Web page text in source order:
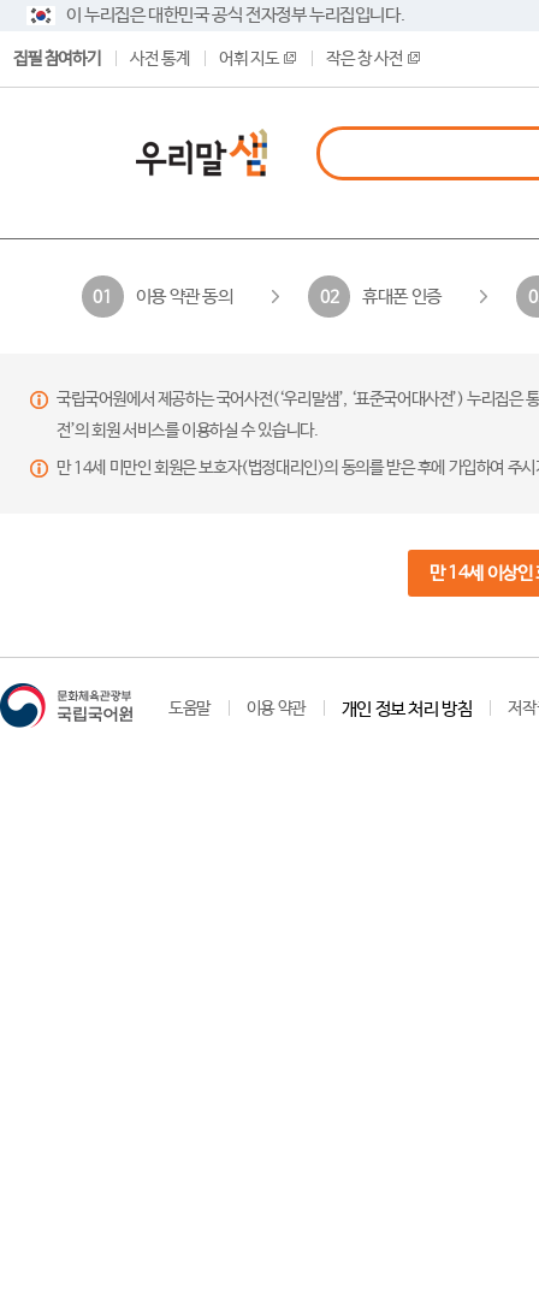
이 누리집은 대한민국 공식 전자정부 누리집입니다.
집필 참여하기 사전 통계 어휘 지도 작은 창 사전
01 이용 약관 동의 02 휴대폰 인증
국립국어원에서 제공하는 국어사전(‘우리말샘’, ‘표준국어대사전’) 누리집
전’의 회원 서비스를 이용하실 수 있습니다.
만 14세 미만인 회원은 보호자(법정대리인)의 동의를 받은 후에 가입하여 주
만 14세 이상인
도움말 이용 약관 개인 정보 처리 방침 저